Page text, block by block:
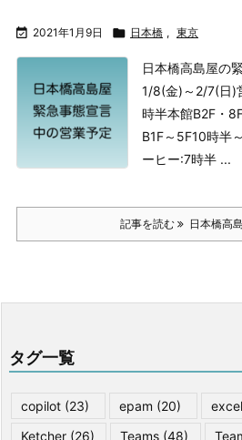
 2021年1月9日  日本橋 , 東京
日本橋高島屋の
1/8(金)～2/7(日)
時半本館B2F・
B1F～5F10時半
ーヒー:7時半 ...
記事を読む 日本橋高
タグ一覧
copilot (23) epam (20) excel
Ketcher (26) Teams (48)